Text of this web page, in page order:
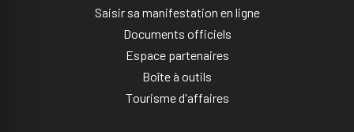
Saisir sa manifestation en ligne​
Documents officiels
Espace partenaires
Boîte à outils
Tourisme d'affaires